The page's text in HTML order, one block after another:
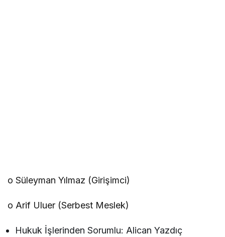
o Süleyman Yılmaz (Girişimci)
o Arif Uluer (Serbest Meslek)
Hukuk İşlerinden Sorumlu: Alican Yazdıç